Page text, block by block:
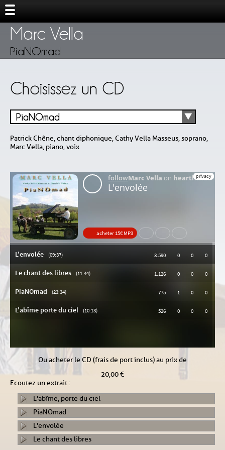
Marc Vella
PiaNOmad
Choisissez un CD
PiaNOmad
Patrick Chêne, chant diphonique, Cathy Vella Masseus, soprano,
Marc Vella, piano, voix
Ou acheter le CD (frais de port inclus) au prix de
20,00 €
Ecoutez un extrait :
L'abîme, porte du ciel
PiaNOmad
L'envolée
Le chant des libres